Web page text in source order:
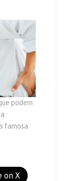
podem
famosa
on X